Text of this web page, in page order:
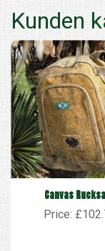
Kunden
Canvas
Price: